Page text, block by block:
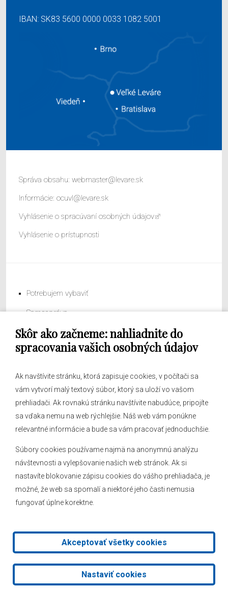
Skôr ako začneme: nahliadnite do
spracovania vašich osobných údajov
Ak navštívite stránku, ktorá zapisuje cookies, v počítači sa
vám vytvorí malý textový súbor, ktorý sa uloží vo vašom
prehliadači. Ak rovnakú stránku navštívite nabudúce, pripojíte
sa vďaka nemu na web rýchlejšie. Náš web vám ponúkne
relevantné informácie a bude sa vám pracovať jednoduchšie.
Súbory cookies používame najmä na anonymnú analýzu
návštevnosti a vylepšovanie našich web stránok. Ak si
nastavíte blokovanie zápisu cookies do vášho prehliadača, je
možné, že web sa spomalí a niektoré jeho časti nemusia
fungovať úplne korektne.
Akceptovať všetky cookies
Nastaviť cookies
IBAN: SK83 5600 0000 0033 1082 5001
Správa obsahu: webmaster@levare.sk
Informácie: ocuvl@levare.sk
Vyhlásenie o spracúvaní osobných údajov
Vyhlásenie o prístupnosti
Potrebujem vybaviť
Samospráva
Obecný úrad
O obci
Hlásenia obecného rozhlasu
Kontakt
Mapa stránok
2026 © Obec Veľké Leváre|Tvorba web stránok
AlejTech, spol. s r.o.